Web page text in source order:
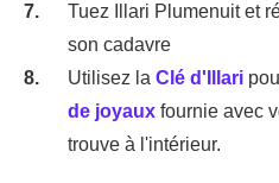
Tuez Illari Plumenuit et
son cadavre
Utilisez la Clé d'Illari
de joyaux fournie avec
trouve à l'intérieur.